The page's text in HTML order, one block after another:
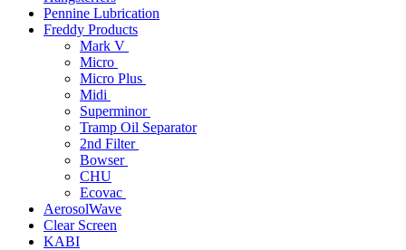
Pennine Lubrication
Freddy Products
Mark V
Micro
Micro Plus
Midi
Superminor
Tramp Oil Separator
2nd Filter
Bowser
CHU
Ecovac
AerosolWave
Clear Screen
KABI